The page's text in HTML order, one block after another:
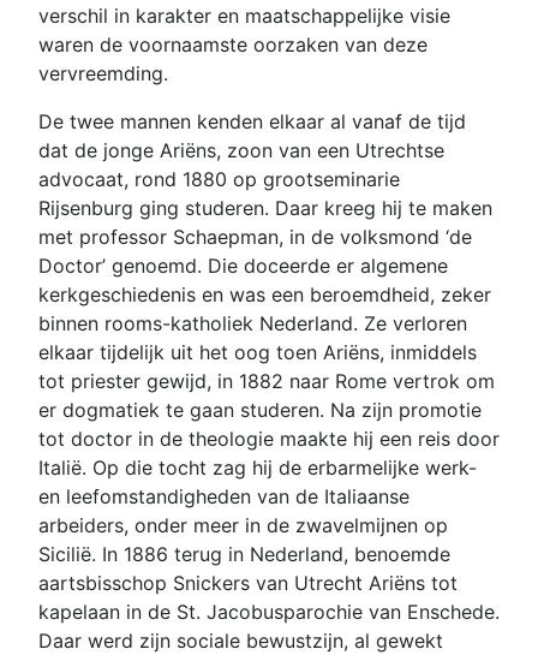
verschil in karakter en maatschappelijke visie
waren de voornaamste oorzaken van deze
vervreemding.
De twee mannen kenden elkaar al vanaf de tijd
dat de jonge Ariëns, zoon van een Utrechtse
advocaat, rond 1880 op grootseminarie
Rijsenburg ging studeren. Daar kreeg hij te maken
met professor Schaepman, in de volksmond ‘de
Doctor’ genoemd. Die doceerde er algemene
kerkgeschiedenis en was een beroemdheid, zeker
binnen rooms-katholiek Nederland. Ze verloren
elkaar tijdelijk uit het oog toen Ariëns, inmiddels
tot priester gewijd, in 1882 naar Rome vertrok om
er dogmatiek te gaan studeren. Na zijn promotie
tot doctor in de theologie maakte hij een reis door
Italië. Op die tocht zag hij de erbarmelijke werk-
en leefomstandigheden van de Italiaanse
arbeiders, onder meer in de zwavelmijnen op
Sicilië. In 1886 terug in Nederland, benoemde
aartsbisschop Snickers van Utrecht Ariëns tot
kapelaan in de St. Jacobusparochie van Enschede.
Daar werd zijn sociale bewustzijn, al gewekt